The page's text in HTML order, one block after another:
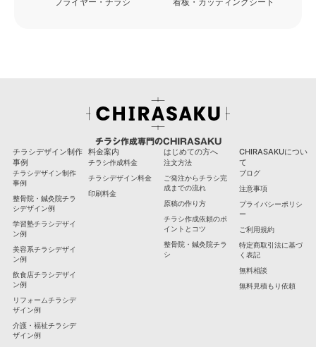
チラシ作成専門のCHIRASAKU
チラシデザイン制作
事例
チラシデザイン制作
事例
整骨院・鍼灸院チラ
シデザイン例
学習塾チラシデザイ
ン例
美容系チラシデザイ
ン例
飲食店チラシデザイ
ン例
リフォームチラシデ
ザイン例
介護・福祉チラシデ
ザイン例
料金案内
チラシ作成料金
チラシデザイン料金
印刷料金
はじめての方へ
注文方法
ご発注からチラシ完
成までの流れ
原稿の作り方
チラシ作成依頼のポ
イントとコツ
整骨院・鍼灸院チラ
シ
CHIRASAKUについ
て
ブログ
注意事項
プライバシーポリシ
ー
ご利用規約
特定商取引法に基づ
く表記
無料相談
無料見積もり依頼